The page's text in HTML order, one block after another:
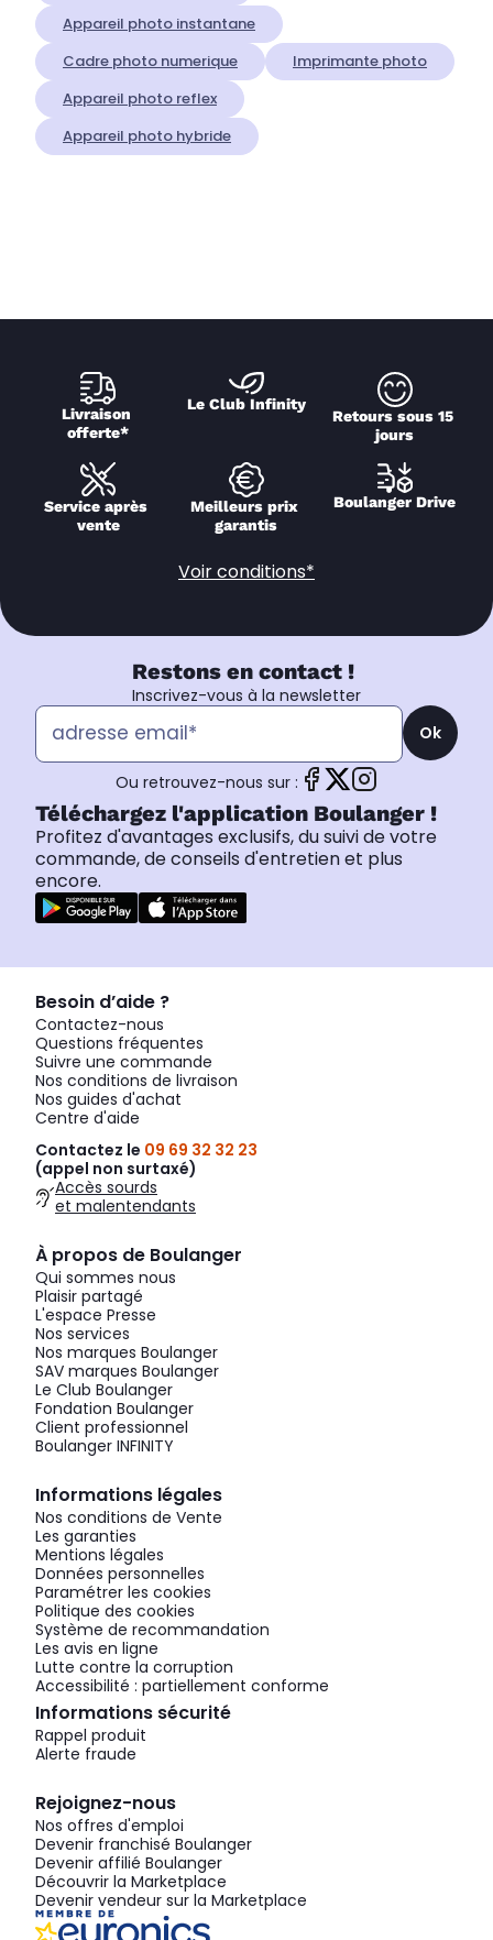
Appareil photo instantane
Cadre photo numerique
Imprimante photo
Appareil photo reflex
Appareil photo hybride
Livraison
offerte*
Le Club Infinity
Retours sous 15
jours
Service après
vente
Meilleurs prix
garantis
Boulanger Drive
Voir conditions*
Restons en contact !
Inscrivez-vous à la newsletter
Ok
Ou retrouvez-nous sur :
Téléchargez l'application Boulanger !
Profitez d'avantages exclusifs, du suivi de votre
commande, de conseils d'entretien et plus
encore.
Besoin d’aide ?
Contactez-nous
Questions fréquentes
Suivre une commande
Nos conditions de livraison
Nos guides d'achat
Centre d'aide
Contactez le 09 69 32 32 23
(appel non surtaxé)
Accès sourds
et malentendants
À propos de Boulanger
Qui sommes nous
Plaisir partagé
L'espace Presse
Nos services
Nos marques Boulanger
SAV marques Boulanger
Le Club Boulanger
Fondation Boulanger
Client professionnel
Boulanger INFINITY
Informations légales
Nos conditions de Vente
Les garanties
Mentions légales
Données personnelles
Paramétrer les cookies
Politique des cookies
Système de recommandation
Les avis en ligne
Lutte contre la corruption
Accessibilité : partiellement conforme
Informations sécurité
Rappel produit
Alerte fraude
Rejoignez-nous
Nos offres d'emploi
Devenir franchisé Boulanger
Devenir affilié Boulanger
Découvrir la Marketplace
Devenir vendeur sur la Marketplace